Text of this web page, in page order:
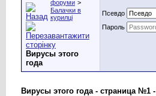
форуми >
Балачки в
курилці
Вирусы этого
года
Псевдо
Пароль
Вирусы этого года - страница №1